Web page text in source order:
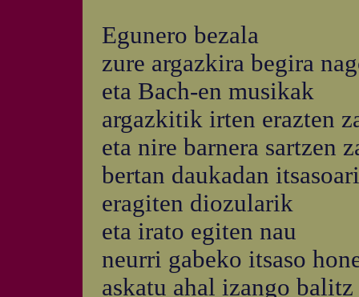
Egunero bezala
zure argazkira begira
eta Bach-en musikak
argazkitik irten erazten
eta nire barnera sartzen
bertan daukadan itsasoari
eragiten diozularik
eta irato egiten nau
neurri gabeko itsaso
askatu ahal izango balitz